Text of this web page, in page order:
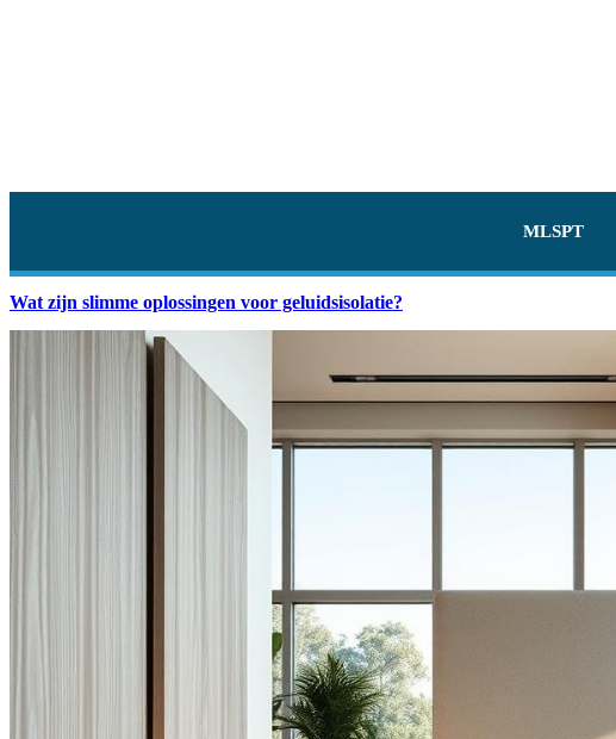
MLSPT
Wat zijn slimme oplossingen voor geluidsisolatie?